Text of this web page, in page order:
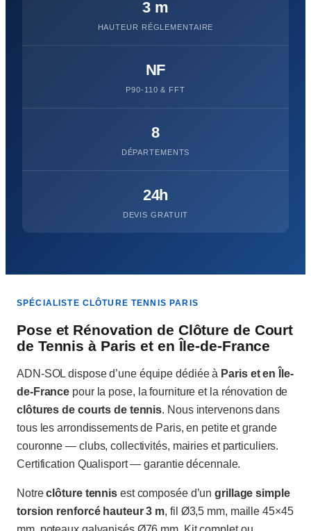
3 m
HAUTEUR RÉGLEMENTAIRE
NF
P90-110 & FFT
8
DÉPARTEMENTS
24h
DEVIS GRATUIT
SPÉCIALISTE CLÔTURE TENNIS PARIS
Pose et Rénovation de Clôture de Court
de Tennis à Paris et en Île-de-France
ADN-SOL dispose d’une équipe dédiée à Paris et en Île-
de-France pour la pose, la fourniture et la rénovation de
clôtures de courts de tennis. Nous intervenons dans
tous les arrondissements de Paris, en petite et grande
couronne — clubs, collectivités, mairies et particuliers.
Certification Qualisport — garantie décennale.
Notreclôture tennis est composée d’ungrillage simple
torsion renforcé hauteur 3 m, fil Ø3,5 mm, maille 45×45